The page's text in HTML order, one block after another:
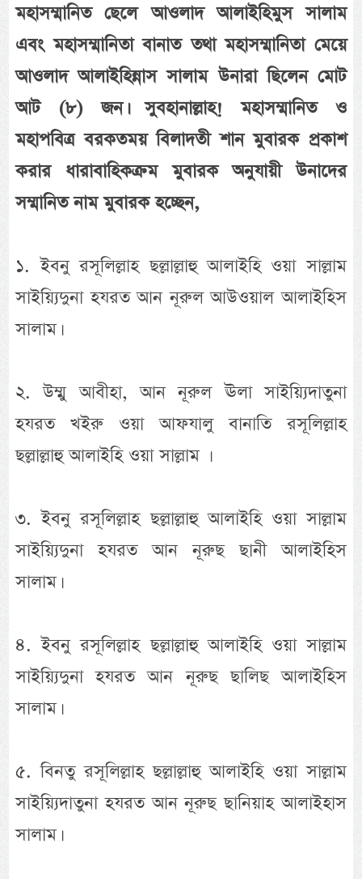
মহাসম্মানিত ছেলে আওলাদ আলাইহিমুস সালাম
এবং মহাসম্মানিতা বানাত তথা মহাসম্মানিতা মেয়ে
আওলাদ আলাইহিন্নাস সালাম উনারা ছিলেন মোট
আট (৮) জন। সুবহানাল্লাহ! মহাসম্মানিত ও
মহাপবিত্র বরকতময় বিলাদতী শান মুবারক প্রকাশ
করার ধারাবাহিকক্রম মুবারক অনুযায়ী উনাদের
সম্মানিত নাম মুবারক হচ্ছেন,
১. ইবনু রসূলিল্লাহ ছল্লাল্লাহু আলাইহি ওয়া সাল্লাম
সাইয়্যিদুনা হযরত আন নূরুল আউওয়াল আলাইহিস
সালাম।
২. উম্মু আবীহা, আন নূরুল ঊলা সাইয়্যিদাতুনা
হযরত খইরু ওয়া আফযালু বানাতি রসূলিল্লাহ
ছল্লাল্লাহু আলাইহি ওয়া সাল্লাম ।
৩. ইবনু রসূলিল্লাহ ছল্লাল্লাহু আলাইহি ওয়া সাল্লাম
সাইয়্যিদুনা হযরত আন নূরুছ ছানী আলাইহিস
সালাম।
৪. ইবনু রসূলিল্লাহ ছল্লাল্লাহু আলাইহি ওয়া সাল্লাম
সাইয়্যিদুনা হযরত আন নূরুছ ছালিছ আলাইহিস
সালাম।
৫. বিনতু রসূলিল্লাহ ছল্লাল্লাহু আলাইহি ওয়া সাল্লাম
সাইয়্যিদাতুনা হযরত আন নূরুছ ছানিয়াহ আলাইহাস
সালাম।